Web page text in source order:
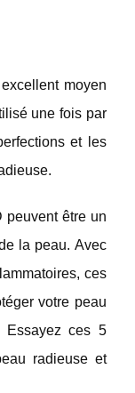
moyen
une fois par
et les
peuvent être un
la peau. Avec
ces
votre peau
Essayez ces 5
radieuse et